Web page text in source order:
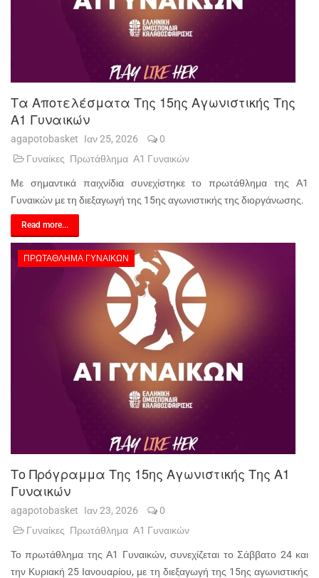
Τα Αποτελέσματα Της 15ης Αγωνιστικής Της
Α1 Γυναικών
agapotobasket Ιαν 25, 2026
0
Γυναίκες Πρωτάθλημα Α1 Γυναικών
Με σημαντικά παιχνίδια συνεχίστηκε το πρωτάθλημα της Α1
Γυναικών με τη διεξαγωγή της 15ης αγωνιστικής της διοργάνωσης.
Read more...
ΠΡΩΤΆΘΛΗΜΑ ΓΥΝΑΙΚΏΝ
Το Πρόγραμμα Της 15ης Αγωνιστικής Της Α1
Γυναικών
agapotobasket Ιαν 23, 2026
0
Γυναίκες Πρωτάθλημα Α1 Γυναικών
Το πρωτάθλημα της Α1 Γυναικών, συνεχίζεται το Σάββατο 24 και
την Κυριακή 25 Ιανουαρίου, με τη διεξαγωγή της 15ης αγωνιστικής